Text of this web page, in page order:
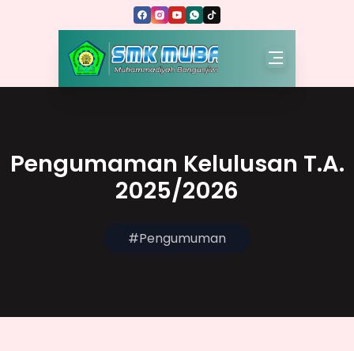
Skip to Content
SMK MUH
Pengumaman Kelulusan T.A.
2025/2026
#Pengumuman